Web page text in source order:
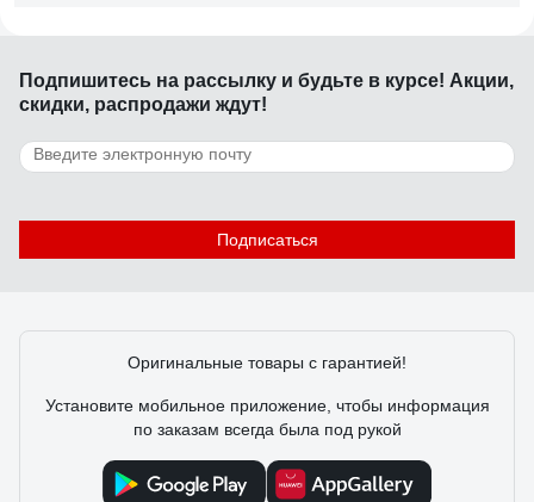
Цена
12 отзывов
вкручивания самореза, иначе дюбель может перекосить и
Подпишитесь на рассылку и будьте в курсе! Акции,
скидки, распродажи ждут!
Подписаться
Оригинальные товары с гарантией!
Установите мобильное приложение, чтобы информация
по заказам всегда была под рукой